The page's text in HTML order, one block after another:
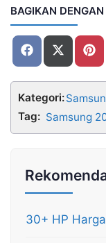
BAGIKAN
Share
on
Share
on
on
Kategori:
Tag: Samsung
30+ HP